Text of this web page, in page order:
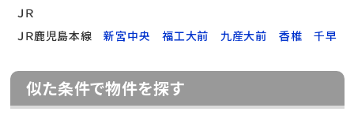
ＪＲ
ＪＲ鹿児島本線
新宮中央 福工大前 九産大前 香椎 千早
似た条件で物件を探す